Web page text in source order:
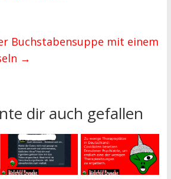
Buchstabensuppe mit einem
→
dir auch gefallen